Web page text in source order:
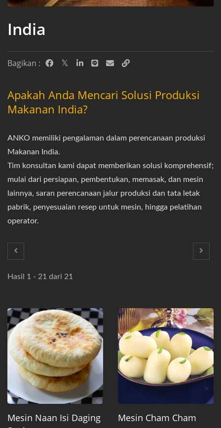
India
Bagikan :
Apakah Anda Mencari Solusi Produksi
Makanan India?
ANKO memiliki pengalaman dalam perencanaan produksi
Makanan India.
Tim konsultan kami dapat memberikan solusi komprehensif;
mulai dari persiapan, pembentukan, memasak, dan mesin
lainnya, saran perencanaan jalur produksi dan tata letak
pabrik, penyesuaian resep untuk mesin, hingga pelatihan
operator.
Hasil 1 - 21 dari 21
Mesin Naan Isi Daging
Mesin Cham Cham